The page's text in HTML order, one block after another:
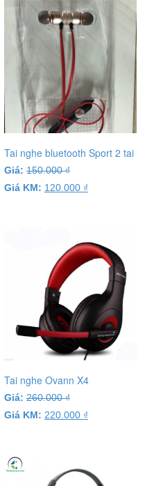
Tai nghe bluetooth Sport 2 tai
Giá: 150.000₫
Giá KM: 120.000 ₫
Tai nghe Ovann X4
Giá: 260.000₫
Giá KM: 220.000 ₫